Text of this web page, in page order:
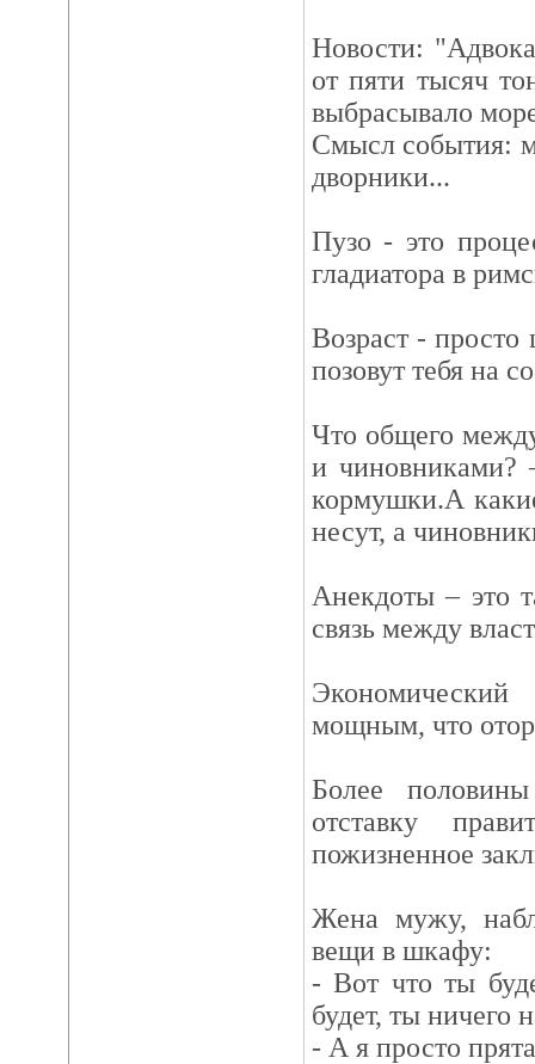
Новости:
от пяти тысяч
выбрасывало
Смысл события:
дворники...
Пузо - это
гладиатора в
Возраст - просто
позовут тебя на
Что общего
и
кормушки.А
несут, а
Анекдоты – это
связь между
мощным, что
Более
отставку
пожизненное
Жена мужу,
вещи в шкафу:
- Вот что ты
будет, ты ничего
- А я просто